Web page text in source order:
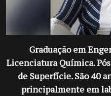
Graduação em
Licenciatura Química.
de Superfície. São 40
principalmente em